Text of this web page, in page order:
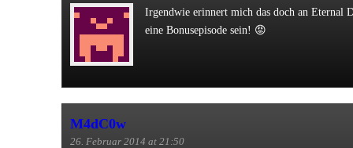
Irgendwie erinnert mich das doch an Eternal
eine Bonusepisode sein! 😡
M4dC0w
26. Februar 2014 at 21:50